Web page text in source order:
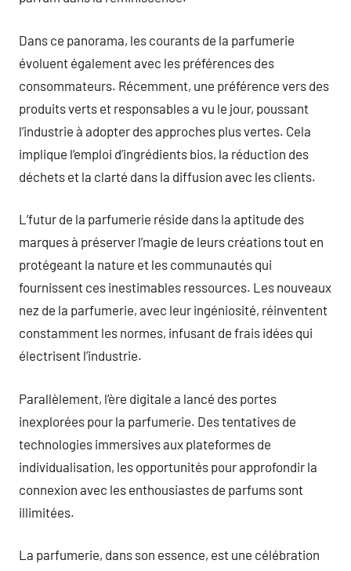
Dans ce panorama, les courants de la parfumerie
évoluent également avec les préférences des
consommateurs. Récemment, une préférence vers des
produits verts et responsables a vu le jour, poussant
l’industrie à adopter des approches plus vertes. Cela
implique l’emploi d’ingrédients bios, la réduction des
déchets et la clarté dans la diffusion avec les clients.
L’futur de la parfumerie réside dans la aptitude des
marques à préserver l’magie de leurs créations tout en
protégeant la nature et les communautés qui
fournissent ces inestimables ressources. Les nouveaux
nez de la parfumerie, avec leur ingéniosité, réinventent
constamment les normes, infusant de frais idées qui
électrisent l’industrie.
Parallèlement, l’ère digitale a lancé des portes
inexplorées pour la parfumerie. Des tentatives de
technologies immersives aux plateformes de
individualisation, les opportunités pour approfondir la
connexion avec les enthousiastes de parfums sont
illimitées.
La parfumerie, dans son essence, est une célébration